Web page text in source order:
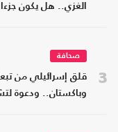
الغزي.. هل يكون
3
صحافة
قلق إسرائيلي من
وباكستان.. ودعوة